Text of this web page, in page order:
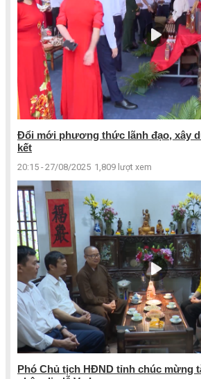
Đổi mới phương thức lãnh đạo, xây
kết
20:15 - 27/08/2025 1,809 lượt xem
Phó Chủ tịch HĐND tỉnh chúc mừng